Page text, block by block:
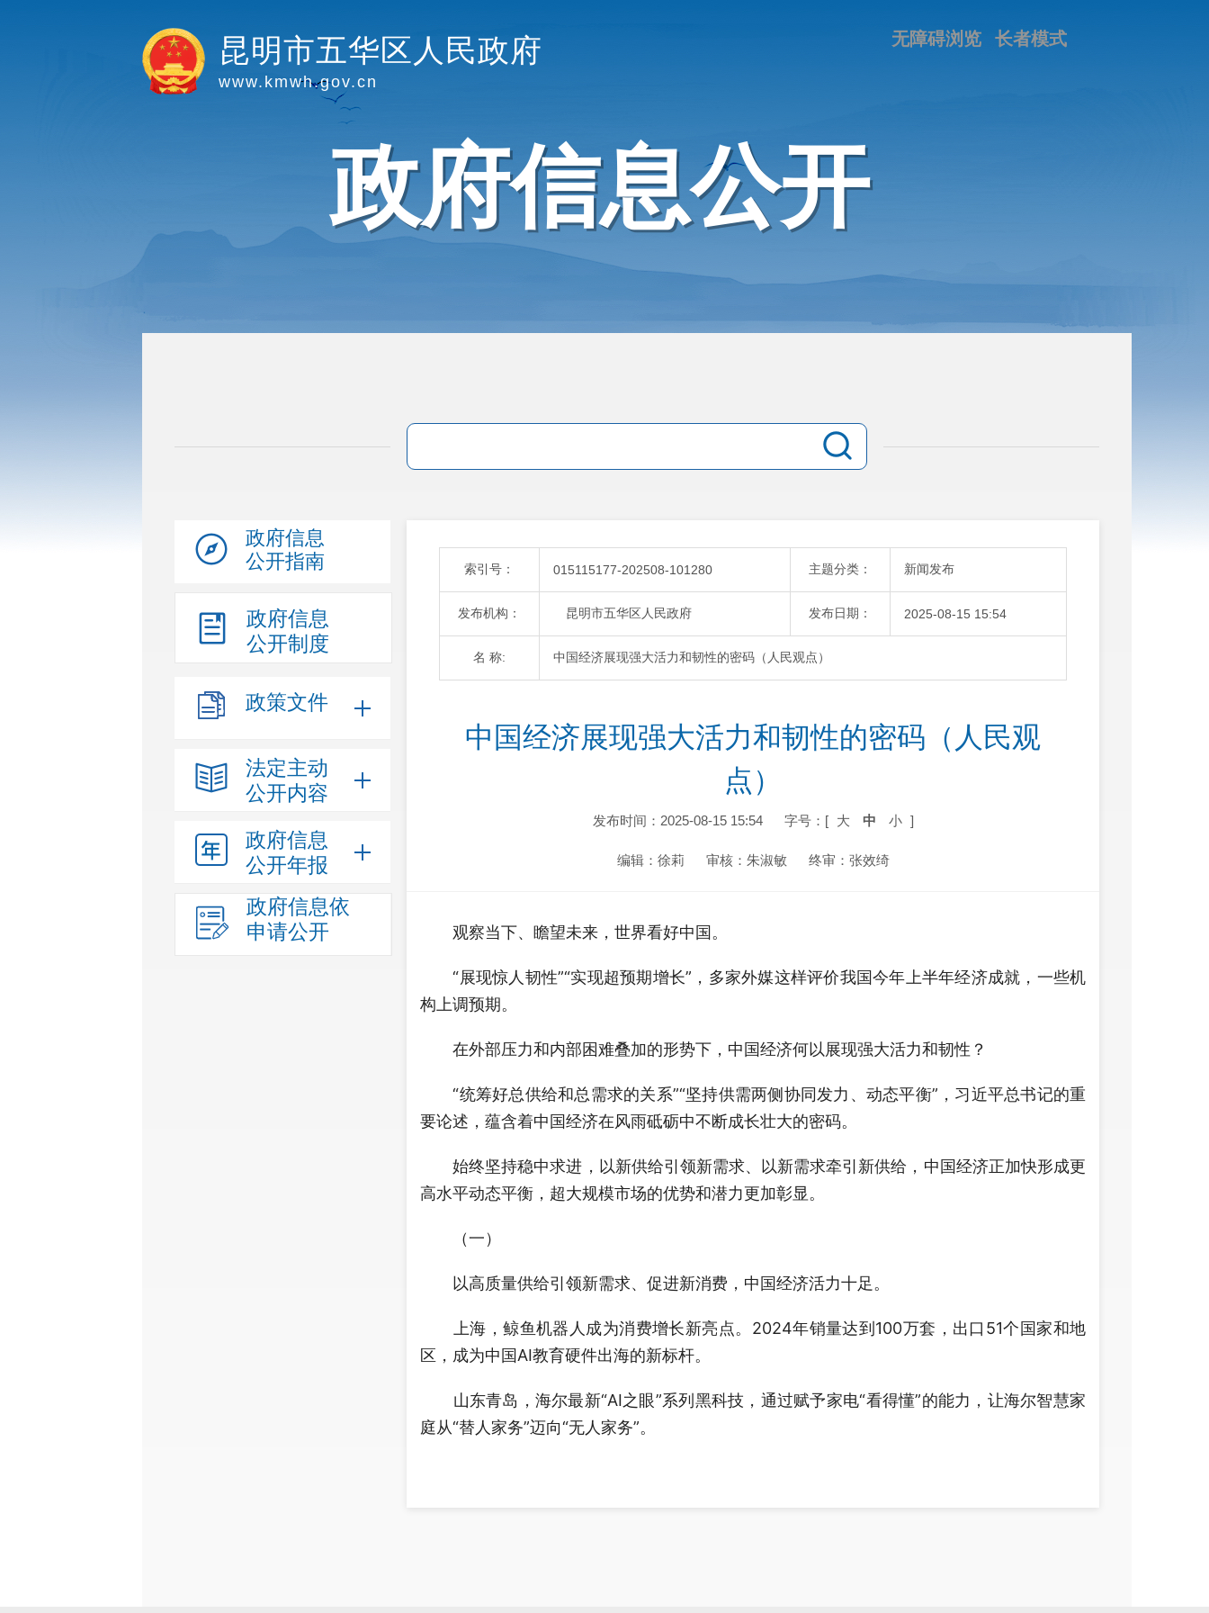
昆明市五华区人民政府
www.kmwh.gov.cn
长者模式
无障碍浏览
政府信息公开
政府信息
公开指南
政府信息
公开制度
政策文件
法定主动
公开内容
政府信息
公开年报
政府信息依
申请公开
索引号： 015115177-202508-101280 主题分类： 新闻发布
发布机构： 昆明市五华区人民政府 发布日期： 2025-08-15 15:54
名 称: 中国经济展现强大活力和韧性的密码（人民观点）
中国经济展现强大活力和韧性的密码（人民观
点）
发布时间：2025-08-15 15:54 字号：[ 大 中 小 ]
编辑：徐莉 审核：朱淑敏 终审：张效绮
观察当下、瞻望未来，世界看好中国。
“展现惊人韧性”“实现超预期增长”，多家外媒这样评价我国今年上半年经济成就，一些机
构上调预期。
在外部压力和内部困难叠加的形势下，中国经济何以展现强大活力和韧性？
“统筹好总供给和总需求的关系”“坚持供需两侧协同发力、动态平衡”，习近平总书记的重
要论述，蕴含着中国经济在风雨砥砺中不断成长壮大的密码。
始终坚持稳中求进，以新供给引领新需求、以新需求牵引新供给，中国经济正加快形成更
高水平动态平衡，超大规模市场的优势和潜力更加彰显。
（一）
以高质量供给引领新需求、促进新消费，中国经济活力十足。
上海，鲸鱼机器人成为消费增长新亮点。2024年销量达到100万套，出口51个国家和地
区，成为中国AI教育硬件出海的新标杆。
山东青岛，海尔最新“AI之眼”系列黑科技，通过赋予家电“看得懂”的能力，让海尔智慧家
庭从“替人家务”迈向“无人家务”。